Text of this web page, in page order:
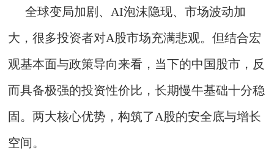
全球变局加剧、AI泡沫隐现、市场波动加
大，很多投资者对A股市场充满悲观。但结合宏
观基本面与政策导向来看，当下的中国股市，反
而具备极强的投资性价比，长期慢牛基础十分稳
固。两大核心优势，构筑了A股的安全底与增长
空间。